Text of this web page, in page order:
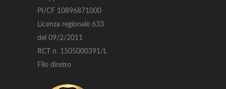
PI/CF 10896871000
Licenza regionale 633
del 09/2/2011
RCT n. 1505000391/L
Filo diretto